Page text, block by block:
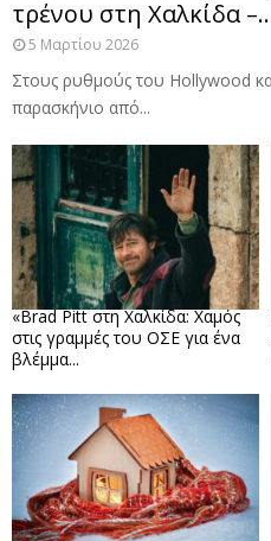
τρένου στη Χαλκίδα
5 Μαρτίου 2026
Στους ρυθμούς του Hollywood
παρασκήνιο από...
«Brad Pitt στη Χαλκίδα: Χαμός
στις γραμμές του ΟΣΕ για ένα
βλέμμα...